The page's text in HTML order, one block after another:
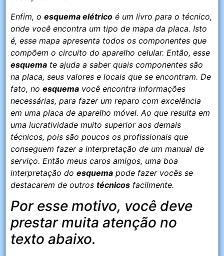
Enfim, o esquema elétrico é um livro para o técnico,
onde você encontra um tipo de mapa da placa. Isto
é, esse mapa apresenta todos os componentes que
compõem o circuito do aparelho celular. Então, esse
esquema te ajuda a saber quais componentes são
na placa, seus valores e locais que se encontram. De
fato, no esquema você encontra informações
necessárias, para fazer um reparo com excelência
em uma placa de aparelho móvel. Ao que resulta em
uma lucratividade muito superior aos demais
técnicos, pois são poucos os profissionais que
conseguem fazer a interpretação de um manual de
serviço. Então meus caros amigos, uma boa
interpretação do esquema pode fazer vocês se
destacarem de outros técnicos facilmente.
Por esse motivo, você deve
prestar muita atenção no
texto abaixo.